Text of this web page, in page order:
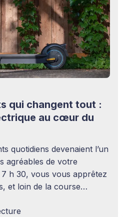
qui changent tout :
au cœur du
quotidiens devenaient l’un
agréables de votre
h 30, vous vous apprêtez
et loin de la course
les bus ratés, les